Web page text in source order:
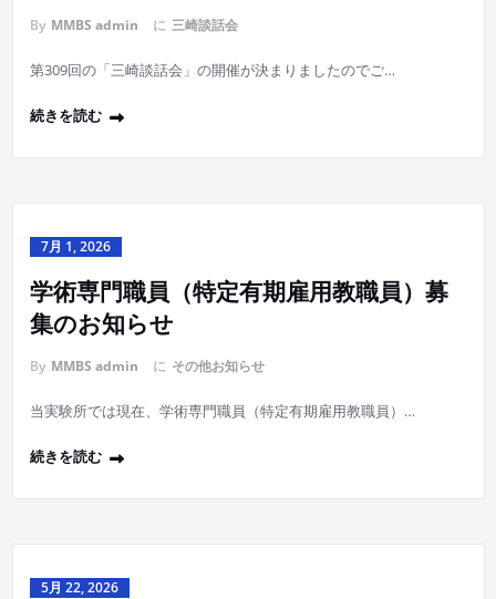
By MMBS admin に 三崎談話会
第309回の「三崎談話会」の開催が決まりましたのでご…
続きを読む
7月 1, 2026
学術専門職員（特定有期雇用教職員）募
集のお知らせ
By MMBS admin に その他お知らせ
当実験所では現在、学術専門職員（特定有期雇用教職員）…
続きを読む
5月 22, 2026